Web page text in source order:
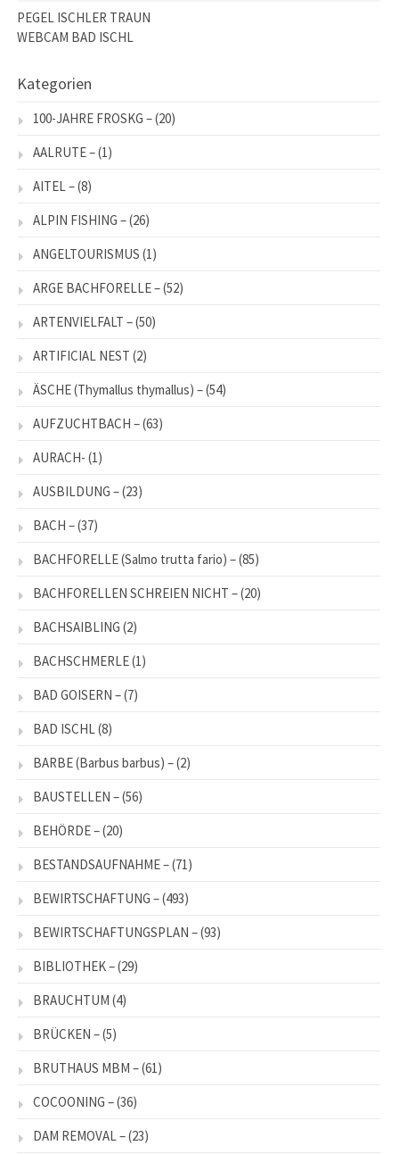
PEGEL ISCHLER TRAUN
WEBCAM BAD ISCHL
Kategorien
100-JAHRE FROSKG –(20)
AALRUTE –(1)
AITEL –(8)
ALPIN FISHING –(26)
ANGELTOURISMUS (1)
ARGE BACHFORELLE –(52)
ARTENVIELFALT –(50)
ARTIFICIAL NEST (2)
ÄSCHE (Thymallus thymallus) –(54)
AUFZUCHTBACH –(63)
AURACH- (1)
AUSBILDUNG –(23)
BACH –(37)
BACHFORELLE (Salmo trutta fario) –(85)
BACHFORELLEN SCHREIEN NICHT –(20)
BACHSAIBLING (2)
BACHSCHMERLE(1)
BAD GOISERN –(7)
BAD ISCHL(8)
BARBE (Barbus barbus) –(2)
BAUSTELLEN –(56)
BEHÖRDE –(20)
BESTANDSAUFNAHME –(71)
BEWIRTSCHAFTUNG –(493)
BEWIRTSCHAFTUNGSPLAN –(93)
BIBLIOTHEK –(29)
BRAUCHTUM (4)
BRÜCKEN –(5)
BRUTHAUS MBM –(61)
COCOONING –(36)
DAM REMOVAL –(23)